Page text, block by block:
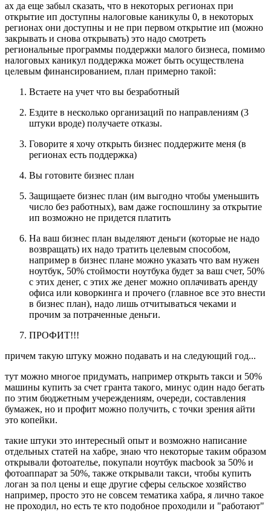
ах да еще забыл сказать, что в некоторых регионах при
открытие ип доступны налоговые каникулы 0, в некоторых
регионах они доступны и не при первом открытие ип (можно
закрывать и снова открывать) это надо смотреть
региональные программы поддержки малого бизнеса, помимо
налоговых каникул поддержка может быть осуществлена
целевым финансированием, план примерно такой:
Встаете на учет что вы безработный
Ездите в несколько организаций по направлениям (3
штуки вроде) получаете отказы.
Говорите я хочу открыть бизнес поддержите меня (в
регионах есть поддержка)
Вы готовите бизнес план
Защищаете бизнес план (им выгодно чтобы уменьшить
число без работных), вам даже госпошлину за открытие
ип возможно не придется платить
На ваш бизнес план выделяют деньги (которые не надо
возвращать) их надо тратить целевым способом,
например в бизнес плане можно указать что вам нужен
ноутбук, 50% стоймости ноутбука будет за ваш счет, 50%
с этих денег, с этих же денег можно оплачивать аренду
офиса или коворкинга и прочего (главное все это внести
в бизнес план), надо лишь отчитываться чеками и
прочим за потраченные деньги.
ПРОФИТ!!!
причем такую штуку можно подавать и на следующий год...
тут можно многое придумать, например открыть такси и 50%
машины купить за счет гранта такого, минус один надо бегать
по этим бюджетным учереждениям, очереди, составления
бумажек, но и профит можно получить, с точки зрения айти
это копейки.
такие штуки это интересный опыт и возможно написание
отдельных статей на хабре, знаю что некоторые таким образом
открывали фотоателье, покупали ноутбук macbook за 50% и
фотоаппарат за 50%, также открывали такси, чтобы купить
логан за пол цены и еще другие сферы сельское хозяйство
например, просто это не совсем тематика хабра, я лично такое
не проходил, но есть те кто подобное проходили и "работают"